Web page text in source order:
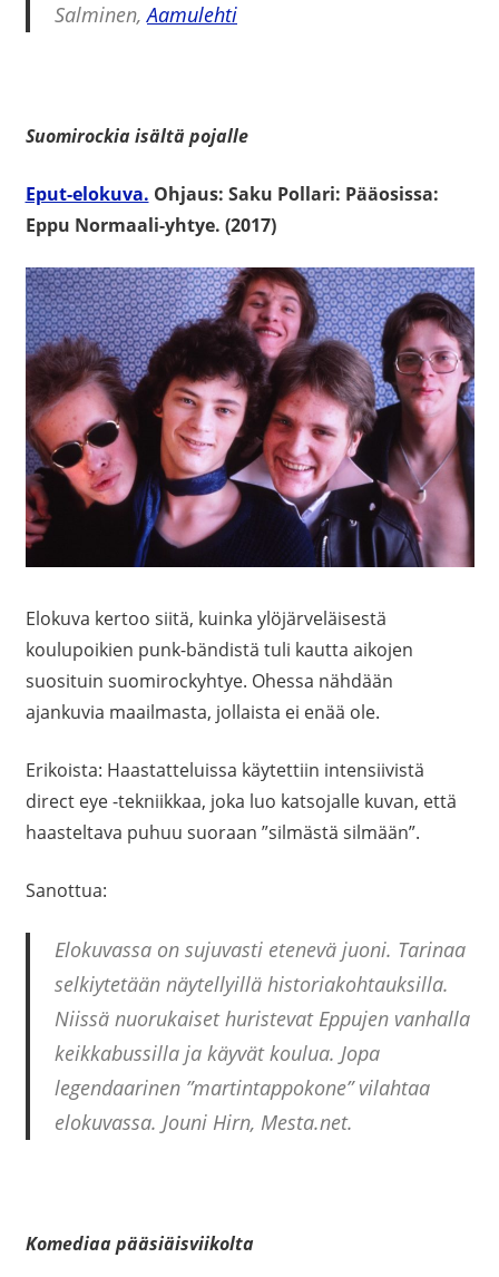
Salminen,Aamulehti
Suomirockia isältä pojalle
Eput-elokuva. Ohjaus: Saku Pollari: Pääosissa:
Eppu Normaali-yhtye. (2017)
Elokuva kertoo siitä, kuinka ylöjärveläisestä
koulupoikien punk-bändistä tuli kautta aikojen
suosituin suomirockyhtye. Ohessa nähdään
ajankuvia maailmasta, jollaista ei enää ole.
Erikoista: Haastatteluissa käytettiin intensiivistä
direct eye -tekniikkaa, joka luo katsojalle kuvan, että
haasteltava puhuu suoraan ”silmästä silmään”.
Sanottua:
Elokuvassa on sujuvasti etenevä juoni. Tarinaa
selkiytetään näytellyillä historiakohtauksilla.
Niissä nuorukaiset huristevat Eppujen vanhalla
keikkabussilla ja käyvät koulua. Jopa
legendaarinen ”martintappokone” vilahtaa
elokuvassa. Jouni Hirn, Mesta.net.
Komediaa pääsiäisviikolta